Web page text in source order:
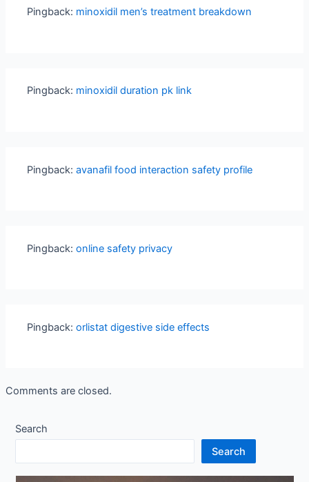
Pingback: minoxidil men’s treatment breakdown
Pingback: minoxidil duration pk link
Pingback:avanafil food interaction safety profile
Pingback:online safety privacy
Pingback:orlistat digestive side effects
Comments are closed.
Search
Search